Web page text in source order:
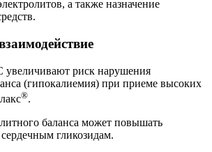
а также назначение
риск нарушения
(гипокалиемия) при приеме высоких
®.
баланса может повышать
гликозидам.